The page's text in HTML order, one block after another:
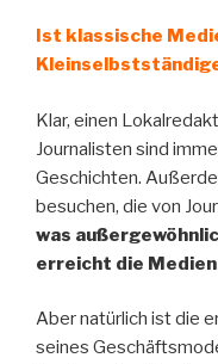
Ist klassische
Klar, einen
Journalisten sind
Geschichten.
besuchen, die von
was
erreicht die
Aber natürlich ist die
seines